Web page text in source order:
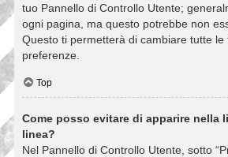
tuo Pannello di Controllo Utente;
ogni pagina, ma questo potrebbe non
Questo ti permetterà di cambiare tutte
preferenze.
Top
Come posso evitare di apparire nella
linea?
Nel Pannello di Controllo Utente, sotto